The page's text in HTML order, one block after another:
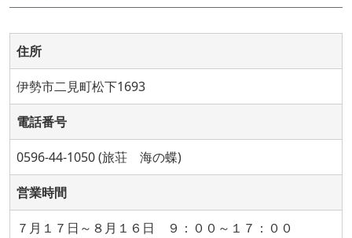
住所
伊勢市二見町松下1693
電話番号
0596-44-1050 (旅荘 海の蝶)
営業時間
７月１７日～８月１６日 ９：００～１７：００